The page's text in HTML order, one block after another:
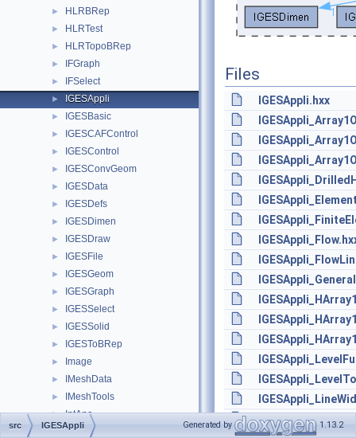
► HLRBRep
► HLRTest
► HLRTopoBRep
► IFGraph
► IFSelect
► IGESAppli
► IGESBasic
► IGESCAFControl
► IGESControl
► IGESConvGeom
► IGESData
► IGESDefs
► IGESDimen
► IGESDraw
► IGESFile
► IGESGeom
► IGESGraph
► IGESSelect
► IGESSolid
► IGESToBRep
► Image
► IMeshData
► IMeshTools
► IntAna
► IntAna2d
Files
IGESAppli.hxx
src IGESAppli Generated by 1.13.2